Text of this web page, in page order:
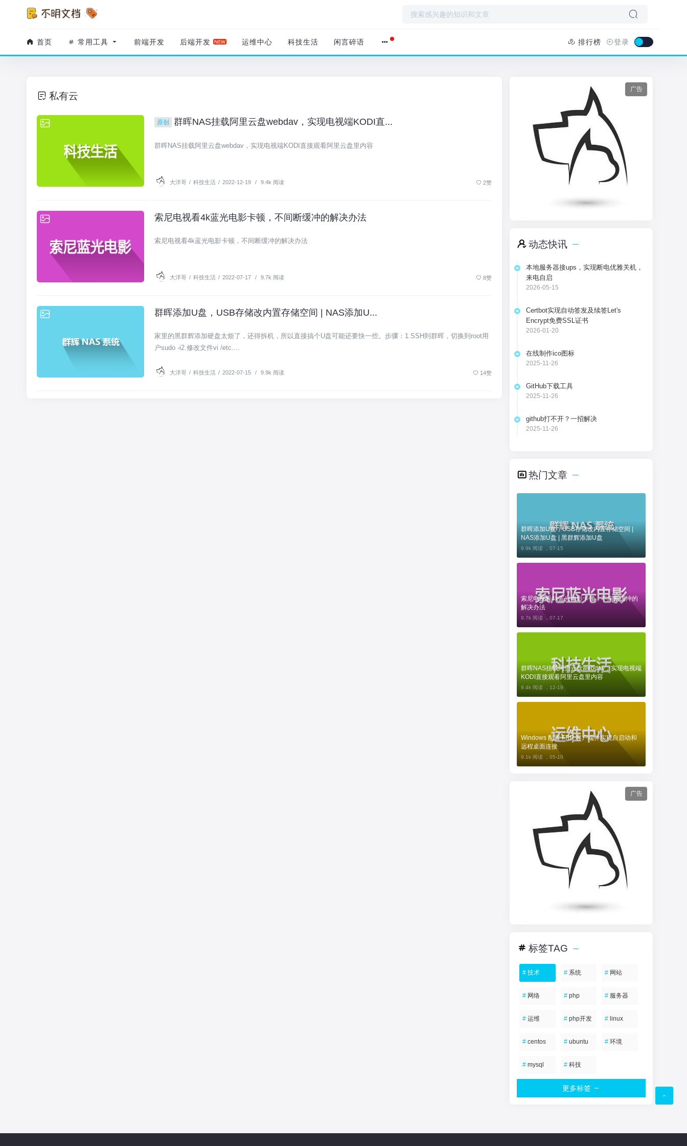
首页 常用工具 前端开发 后端开发 运维中心 科技生活 闲言碎语 排行榜 登录
私有云
科技生活
原创 群晖NAS挂载阿里云盘webdav，实现电视端KODI直...
群晖NAS挂载阿里云盘webdav，实现电视端KODI直接观看阿里云盘里内容
大洋哥 / 科技生活 / 2022-12-19 / 9.4k 阅读 2赞
科技生活
索尼电视看4k蓝光电影卡顿，不间断缓冲的解决办法
索尼电视看4k蓝光电影卡顿，不间断缓冲的解决办法
大洋哥 / 科技生活 / 2022-07-17 / 9.7k 阅读 8赞
群晖添加U盘，USB存储改内置存储空间 | NAS添加U...
家里的黑群辉添加硬盘太烦了，还得拆机，所以直接搞个U盘可能还要快一些。步骤：1.SSH到群晖，切换到root用
户sudo -i2.修改文件vi /etc....
大洋哥 / 科技生活 / 2022-07-15 / 9.9k 阅读 14赞
广告
动态快讯
本地服务器接ups，实现断电优雅关机，
来电自启
2026-05-15
Certbot实现自动签发及续签Let's
Encrypt免费SSL证书
2026-01-20
在线制作ico图标
2025-11-26
GitHub下载工具
2025-11-26
github打不开？一招解决
2025-11-26
热门文章
群晖添加U盘，USB存储改内置存储空间 |
NAS添加U盘 | 黑群辉添加U盘
9.9k 阅读 ， 07-15
索尼电视看4k蓝光电影卡顿，不间断缓冲的
解决办法
9.7k 阅读 ， 07-17
群晖NAS挂载阿里云盘webdav，实现电视端
KODI直接观看阿里云盘里内容
9.4k 阅读 ， 12-19
Windows 配置 FRP 客户端并实现自启动和
远程桌面连接
9.1k 阅读 ， 05-10
广告
标签TAG
# 技术 #系统 # 网站
# 网络 #php # 服务器
# 运维 #php开发 # linux
# centos #ubuntu # 环境
# mysql #科技
更多标签